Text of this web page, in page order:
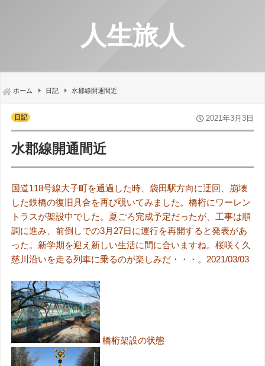
人生旅人
ホーム 日記 水郡線開通間近
日記 2021年3月3日
水郡線開通間近
国道118号線大子町を通過した時、袋田駅方向に迂回、崩壊
した鉄橋の復旧具合を再び覗いてみました。橋桁にワーレン
トラスが架設中でした。夏ごろ完成予定だったが、工事は順
調に進み、前倒しでの3月27日に運行を再開すると発表があ
った。新学期を迎え新しい生活に間に合いますね。桜咲く久
慈川沿いを走る列車に乗るのが楽しみだ・・・。2021/03/03
橋桁架設の状態